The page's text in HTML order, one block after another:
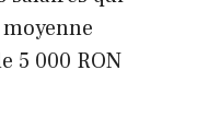
5 000 RON